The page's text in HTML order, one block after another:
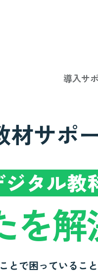
導入サ
材サポ
タル教
を
とで困っているこ